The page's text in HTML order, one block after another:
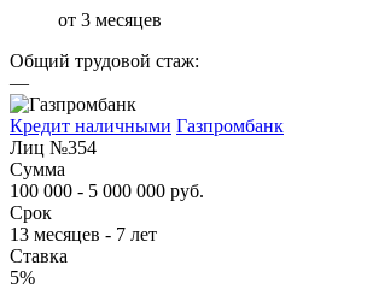
от 3 месяцев
Общий трудовой стаж:
—
Кредит наличными Газпромбанк
Лиц №354
Сумма
100 000 - 5 000 000 руб.
Срок
13 месяцев - 7 лет
Ставка
5%